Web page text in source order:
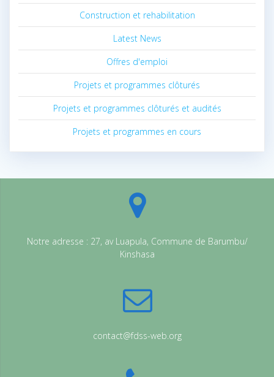
Construction et rehabilitation
Latest News
Offres d'emploi
Projets et programmes clôturés
Projets et programmes clôturés et audités
Projets et programmes en cours
Notre adresse : 27, av Luapula, Commune de Barumbu/
Kinshasa
contact@fdss-web.org